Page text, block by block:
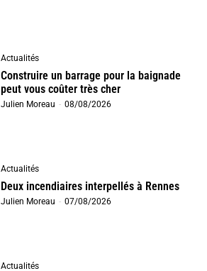
Actualités
Construire un barrage pour la baignade
peut vous coûter très cher
Julien Moreau - 08/08/2026
Actualités
Deux incendiaires interpellés à Rennes
Julien Moreau - 07/08/2026
Actualités